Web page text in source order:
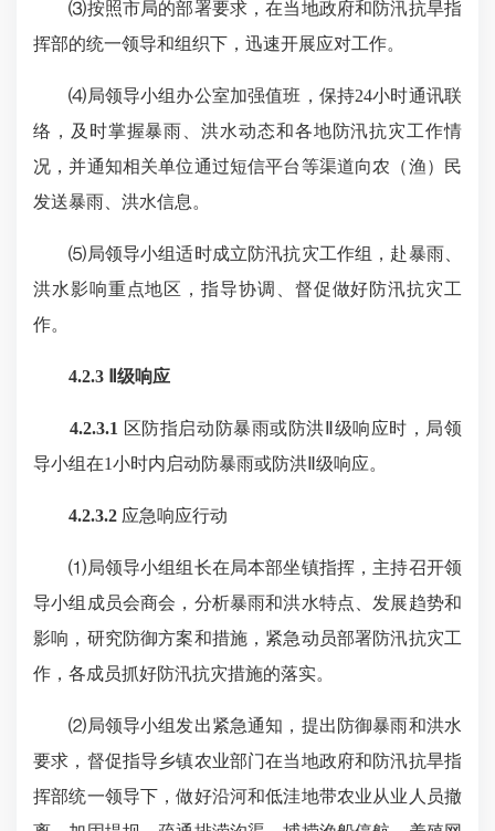
⑶按照市局的部署要求，在当地政府和防汛抗旱指
挥部的统一领导和组织下，迅速开展应对工作。
⑷局领导小组办公室加强值班，保持24小时通讯联
络，及时掌握暴雨、洪水动态和各地防汛抗灾工作情
况，并通知相关单位通过短信平台等渠道向农（渔）民
发送暴雨、洪水信息。
⑸局领导小组适时成立防汛抗灾工作组，赴暴雨、
洪水影响重点地区，指导协调、督促做好防汛抗灾工
作。
4.2.3 Ⅱ级响应
4.2.3.1 区防指启动防暴雨或防洪Ⅱ级响应时，局领
导小组在1小时内启动防暴雨或防洪Ⅱ级响应。
4.2.3.2 应急响应行动
⑴局领导小组组长在局本部坐镇指挥，主持召开领
导小组成员会商会，分析暴雨和洪水特点、发展趋势和
影响，研究防御方案和措施，紧急动员部署防汛抗灾工
作，各成员抓好防汛抗灾措施的落实。
⑵局领导小组发出紧急通知，提出防御暴雨和洪水
要求，督促指导乡镇农业部门在当地政府和防汛抗旱指
挥部统一领导下，做好沿河和低洼地带农业从业人员撤